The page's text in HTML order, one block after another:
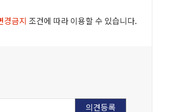
경금지 조건에 따라 이용할 수 있습니다.